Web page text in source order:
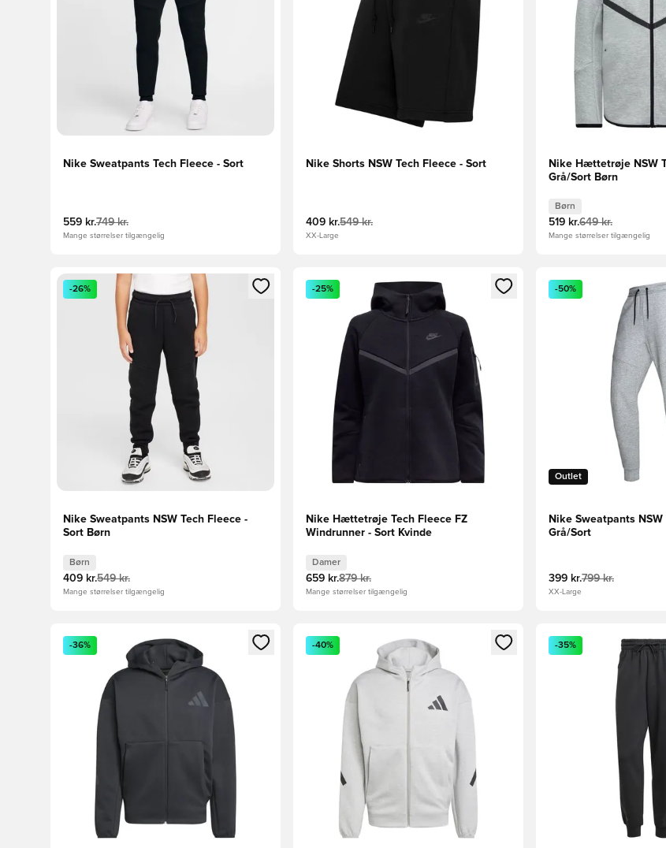
Nike Sweatpants Tech Fleece - Sort
559 kr.749 kr.
Mange størrelser tilgængelig
Nike Shorts NSW Tech Fleece - Sort
409 kr.549 kr.
XX-Large
Nike Hættetrøje NSW
Grå/Sort Børn
Børn
519 kr.649 kr.
Mange størrelser tilgængelig
Åbner en Modal til at logge ind eller tilmelde dig som medlem
-26%
Nike Sweatpants NSW Tech Fleece -
Sort Børn
Børn
409 kr.549 kr.
Mange størrelser tilgængelig
Åbner en Modal til at logge ind eller tilmelde dig som medlem
-25%
Nike Hættetrøje Tech Fleece FZ
Windrunner - Sort Kvinde
Damer
659 kr.879 kr.
Mange størrelser tilgængelig
Åbner en Modal til at
Outlet
-50%
Nike Sweatpants NSW
Grå/Sort
399 kr.799 kr.
XX-Large
Åbner en Modal til at logge ind eller tilmelde dig som medlem
-36%
Åbner en Modal til at logge ind eller tilmelde dig som medlem
-40%
Åbner en Modal til at
-35%